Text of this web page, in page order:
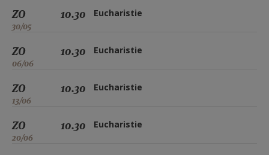
ZO
30/05
10.30 Eucharistie
ZO
06/06
10.30 Eucharistie
ZO
13/06
10.30 Eucharistie
ZO
20/06
10.30 Eucharistie